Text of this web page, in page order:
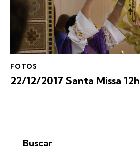
FOTOS
22/12/2017 Santa Missa 12h
Buscar